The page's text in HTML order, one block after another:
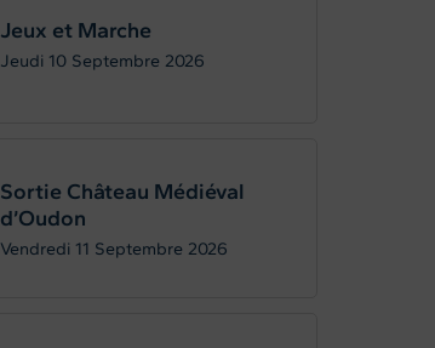
Jeux et Marche
Jeudi 10 Septembre 2026
Sortie Château Médiéval
d’Oudon
Vendredi 11 Septembre 2026